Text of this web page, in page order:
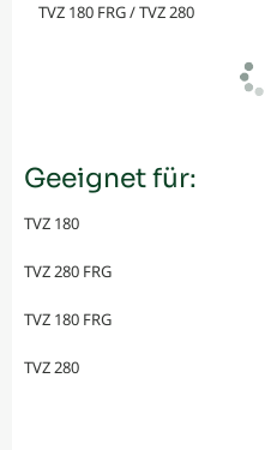
TVZ 180 FRG / TVZ 280
Geeignet für:
TVZ 180
TVZ 280 FRG
TVZ 180 FRG
TVZ 280